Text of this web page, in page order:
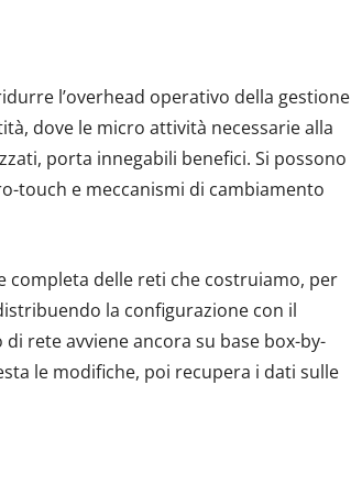
l’overhead operativo della gestione
dove le micro attività necessarie alla
porta innegabili benefici. Si possono
touch e meccanismi di cambiamento
completa delle reti che costruiamo, per
la configurazione con il
rete avviene ancora su base box-by-
le modifiche, poi recupera i dati sulle